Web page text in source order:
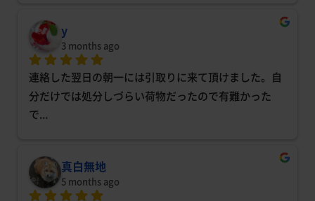
y
3 months ago
連絡した翌日の朝一には引取りに来て頂けました。自
分だけでは処分しづらい荷物だったので有難かった
で...
真白無地
5 months ago